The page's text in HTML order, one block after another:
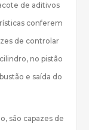
de aditivos
conferem
de controlar
no pistão
e saída do
são capazes de